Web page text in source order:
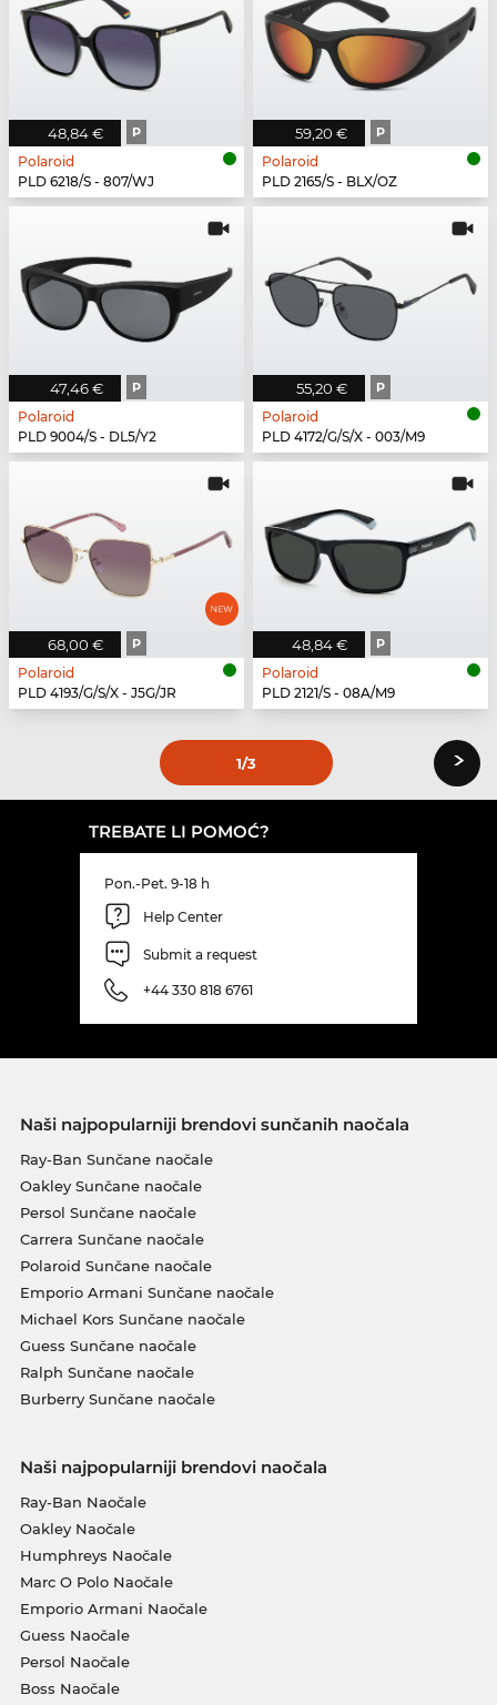
48,84 € P
Polaroid
PLD 6218/S - 807/WJ
59,20 € P
Polaroid
PLD 2165/S - BLX/OZ
47,46 € P
Polaroid
PLD 9004/S - DL5/Y2
55,20 € P
Polaroid
PLD 4172/G/S/X - 003/M9
68,00 € P
Polaroid
PLD 4193/G/S/X - J5G/JR
48,84 € P
Polaroid
PLD 2121/S - 08A/M9
1/3 ›
TREBATE LI POMOĆ?
Pon.-Pet. 9-18 h
Help Center
Submit a request
+44 330 818 6761
Naši najpopularniji brendovi sunčanih naočala
Ray-Ban Sunčane naočale
Oakley Sunčane naočale
Persol Sunčane naočale
Carrera Sunčane naočale
Polaroid Sunčane naočale
Emporio Armani Sunčane naočale
Michael Kors Sunčane naočale
Guess Sunčane naočale
Ralph Sunčane naočale
Burberry Sunčane naočale
Naši najpopularniji brendovi naočala
Ray-Ban Naočale
Oakley Naočale
Humphreys Naočale
Marc O Polo Naočale
Emporio Armani Naočale
Guess Naočale
Persol Naočale
Boss Naočale